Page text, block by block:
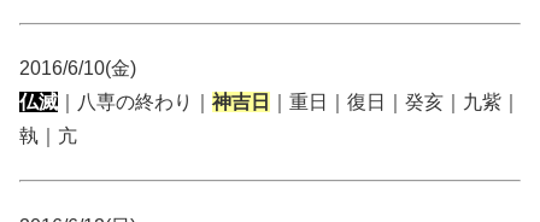
2016/6/10(金)
仏滅 ｜八専の終わり｜ 神吉日
｜重日｜復日｜癸亥｜九紫｜
執｜亢